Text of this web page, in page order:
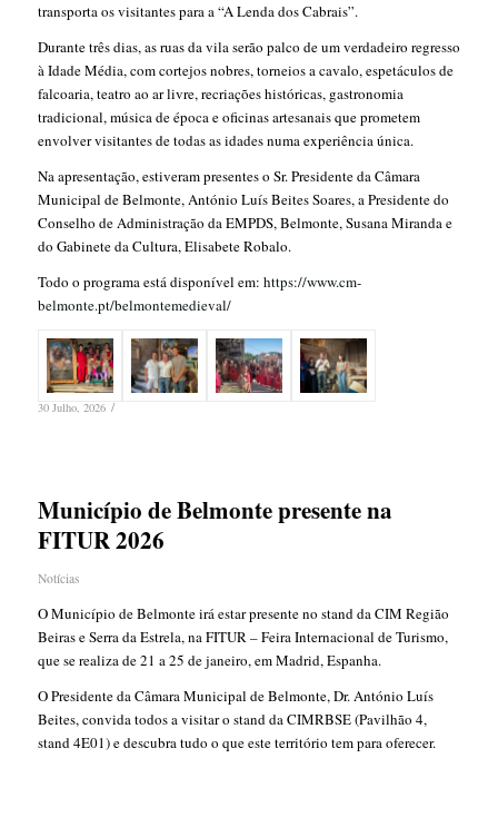
transporta os visitantes para a “A Lenda dos Cabrais”.
Durante três dias, as ruas da vila serão palco de um verdadeiro regresso
à Idade Média, com cortejos nobres, torneios a cavalo, espetáculos de
falcoaria, teatro ao ar livre, recriações históricas, gastronomia
tradicional, música de época e oficinas artesanais que prometem
envolver visitantes de todas as idades numa experiência única.
Na apresentação, estiveram presentes o Sr. Presidente da Câmara
Municipal de Belmonte, António Luís Beites Soares, a Presidente do
Conselho de Administração da EMPDS, Belmonte, Susana Miranda e
do Gabinete da Cultura, Elisabete Robalo.
Todo o programa está disponível em: https://www.cm-
belmonte.pt/belmontemedieval/
30 Julho, 2026 /
Município de Belmonte presente na
FITUR 2026
Notícias
O Município de Belmonte irá estar presente no stand daCIM Região
Beiras e Serra da Estrela, na FITUR – Feira Internacional de Turismo,
que se realiza de 21 a 25 de janeiro, em Madrid, Espanha.
O Presidente da Câmara Municipal de Belmonte, Dr. António Luís
Beites, convida todos a visitar o stand da CIMRBSE (Pavilhão 4,
stand 4E01) e descubra tudo o que este território tem para oferecer.